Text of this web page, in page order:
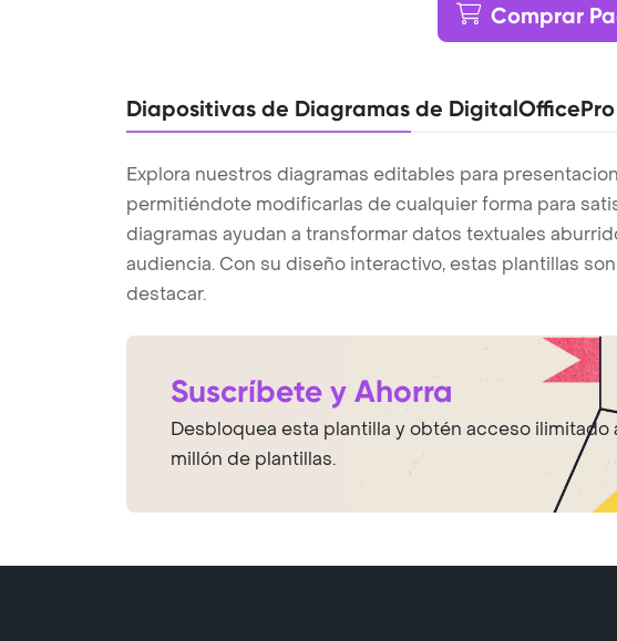
Comprar
Diapositivas de Diagramas de DigitalOfficePro
Explora nuestros diagramas editables para
permitiéndote modificarlas de cualquier forma para
diagramas ayudan a transformar datos textuales
audiencia. Con su diseño interactivo, estas plantillas
destacar.
Suscríbete y Ahorra
Desbloquea esta plantilla y obtén acceso ilimitado
millón de plantillas.